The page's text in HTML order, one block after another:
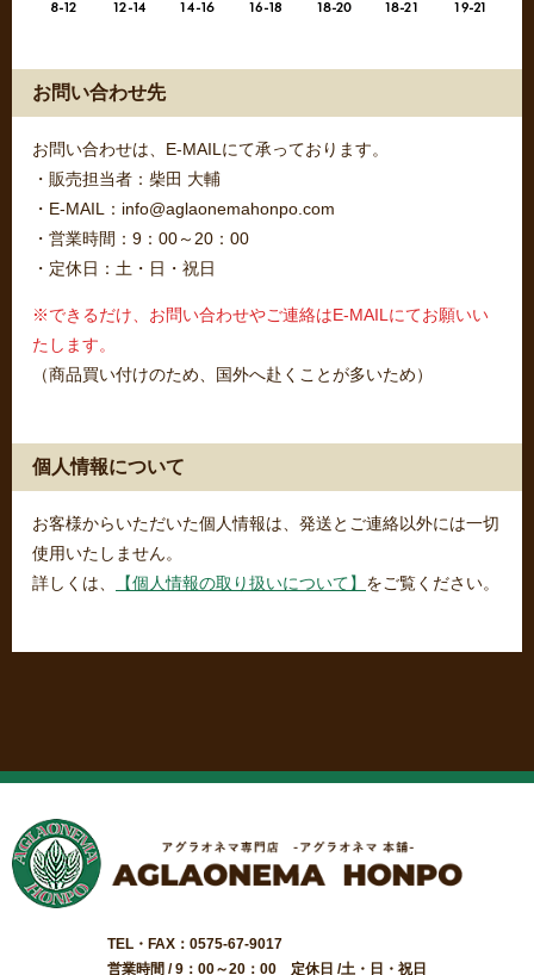
お問い合わせ先
お問い合わせは、E-MAILにて承っております。
・販売担当者：柴田 大輔
・E-MAIL：info@aglaonemahonpo.com
・営業時間：9：00～20：00
・定休日：土・日・祝日
※できるだけ、お問い合わせやご連絡はE-MAILにてお願いい
たします。
（商品買い付けのため、国外へ赴くことが多いため）
個人情報について
お客様からいただいた個人情報は、発送とご連絡以外には一切
使用いたしません。
詳しくは、
【個人情報の取り扱いについて】 をご覧ください。
TEL・FAX：0575-67-9017
営業時間 / 9：00～20：00 定休日 /土・日・祝日